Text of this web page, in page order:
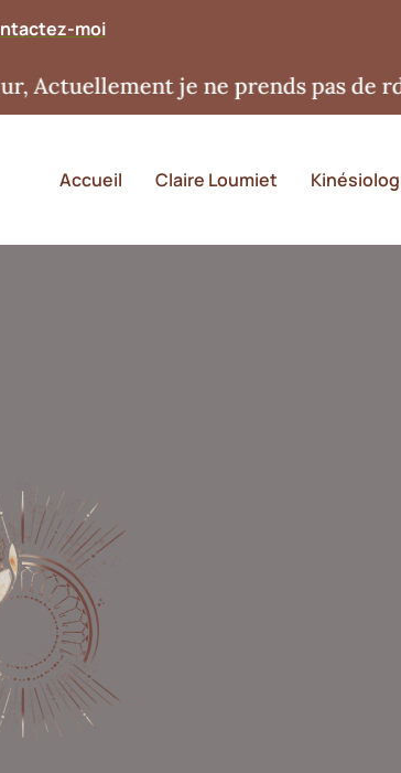
moi
je ne prends pas de rdv .
Accueil Claire Loumiet